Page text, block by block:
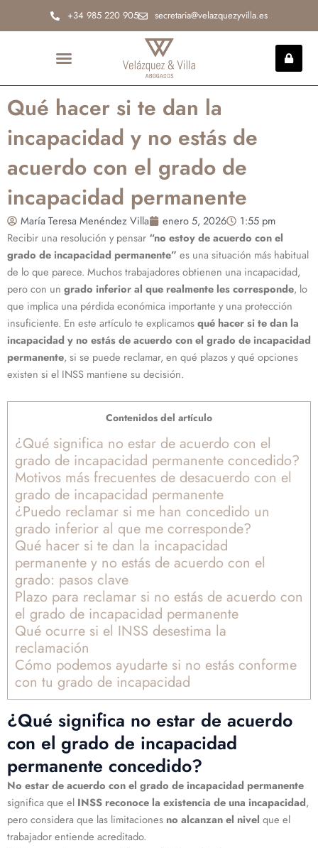
+34 985 220 905 secretaria@velazquezyvilla.es
Qué hacer si te dan la
incapacidad y no estás de
acuerdo con el grado de
incapacidad permanente
María Teresa Menéndez Villa enero 5, 2026
1:55 pm
Recibir una resolución y pensar “no estoy de acuerdo con el
grado de incapacidad permanente” es una situación más habitual
de lo que parece. Muchos trabajadores obtienen una incapacidad,
pero con un grado inferior al que realmente les corresponde, lo
que implica una pérdida económica importante y una protección
insuficiente. En este artículo te explicamosqué hacer si te dan la
incapacidad y no estás de acuerdo con el grado de incapacidad
permanente, si se puede reclamar, en qué plazos y qué opciones
existen si el INSS mantiene su decisión.
Contenidos del artículo
¿Qué significa no estar de acuerdo con el
grado de incapacidad permanente concedido?
Motivos más frecuentes de desacuerdo con el
grado de incapacidad permanente
¿Puedo reclamar si me han concedido un
grado inferior al que me corresponde?
Qué hacer si te dan la incapacidad
permanente y no estás de acuerdo con el
grado: pasos clave
Plazo para reclamar si no estás de acuerdo con
el grado de incapacidad permanente
Qué ocurre si el INSS desestima la
reclamación
Cómo podemos ayudarte si no estás conforme
con tu grado de incapacidad
¿Qué significa no estar de acuerdo
con el grado de incapacidad
permanente concedido?
No estar de acuerdo con el grado de incapacidad permanente
significa que el INSS reconoce la existencia de una incapacidad,
pero considera que las limitaciones no alcanzan el nivel que el
trabajador entiende acreditado.